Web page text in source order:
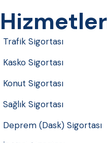
Trafik Sigortası
Kasko Sigortası
Konut Sigortası
Sağlık Sigortası
Deprem (Dask) Sigortası